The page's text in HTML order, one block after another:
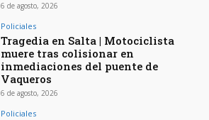
6 de agosto, 2026
Policiales
Tragedia en Salta | Motociclista
muere tras colisionar en
inmediaciones del puente de
Vaqueros
6 de agosto, 2026
Policiales